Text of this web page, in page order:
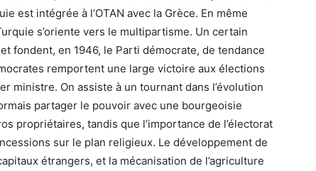
est intégrée à l’OTAN avec la Grèce. En même
s’oriente vers le multipartisme. Un certain
fondent, en 1946, le Parti démocrate, de tendance
remportent une large victoire aux élections
ministre. On assiste à un tournant dans l’évolution
partager le pouvoir avec une bourgeoisie
propriétaires, tandis que l’importance de l’électorat
sur le plan religieux. Le développement de
étrangers, et la mécanisation de l’agriculture